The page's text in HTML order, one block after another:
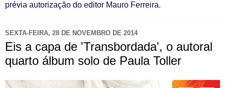
prévia autorização do editor Mauro Ferreira.
SEXTA-FEIRA, 28 DE NOVEMBRO DE 2014
Eis a capa de 'Transbordada', o autoral
quarto álbum solo de Paula Toller